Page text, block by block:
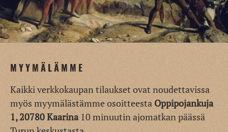
MYYMÄLÄMME
Kaikki verkkokaupan tilaukset ovat noudettavissa
myös myymälästämme osoitteesta Oppipojankuja
1, 20780 Kaarina10 minuutin ajomatkan päässä